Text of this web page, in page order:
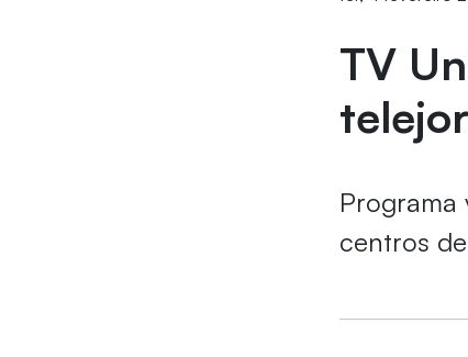
TV
Programa
centros